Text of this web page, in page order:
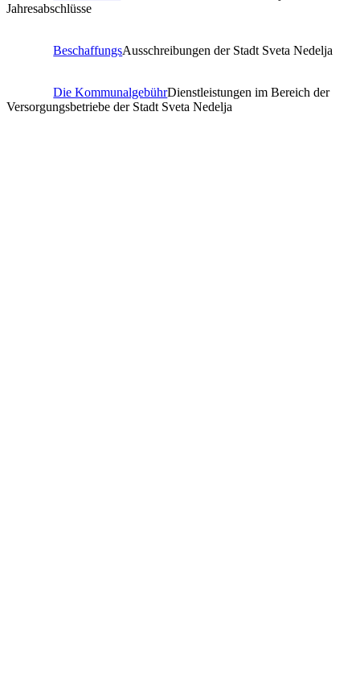
Jahresabschlüsse
BeschaffungsAusschreibungen der Stadt Sveta Nedelja
Die KommunalgebührDienstleistungen im Bereich der
Versorgungsbetriebe der Stadt Sveta Nedelja